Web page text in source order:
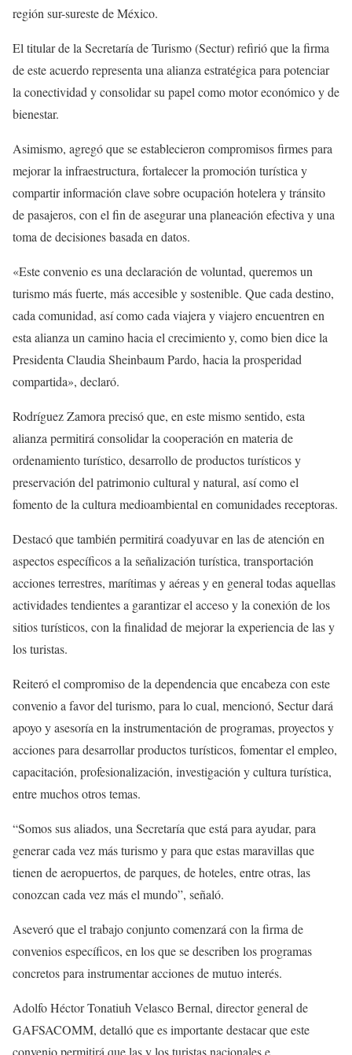
región sur-sureste de México.
El titular de la Secretaría de Turismo (Sectur) refirió que la firma
de este acuerdo representa una alianza estratégica para potenciar
la conectividad y consolidar su papel como motor económico y de
bienestar.
Asimismo, agregó que se establecieron compromisos firmes para
mejorar la infraestructura, fortalecer la promoción turística y
compartir información clave sobre ocupación hotelera y tránsito
de pasajeros, con el fin de asegurar una planeación efectiva y una
toma de decisiones basada en datos.
«Este convenio es una declaración de voluntad, queremos un
turismo más fuerte, más accesible y sostenible. Que cada destino,
cada comunidad, así como cada viajera y viajero encuentren en
esta alianza un camino hacia el crecimiento y, como bien dice la
Presidenta Claudia Sheinbaum Pardo, hacia la prosperidad
compartida», declaró.
Rodríguez Zamora precisó que, en este mismo sentido, esta
alianza permitirá consolidar la cooperación en materia de
ordenamiento turístico, desarrollo de productos turísticos y
preservación del patrimonio cultural y natural, así como el
fomento de la cultura medioambiental en comunidades receptoras.
Destacó que también permitirá coadyuvar en las de atención en
aspectos específicos a la señalización turística, transportación
acciones terrestres, marítimas y aéreas y en general todas aquellas
actividades tendientes a garantizar el acceso y la conexión de los
sitios turísticos, con la finalidad de mejorar la experiencia de las y
los turistas.
Reiteró el compromiso de la dependencia que encabeza con este
convenio a favor del turismo, para lo cual, mencionó, Sectur dará
apoyo y asesoría en la instrumentación de programas, proyectos y
acciones para desarrollar productos turísticos, fomentar el empleo,
capacitación, profesionalización, investigación y cultura turística,
entre muchos otros temas.
“Somos sus aliados, una Secretaría que está para ayudar, para
generar cada vez más turismo y para que estas maravillas que
tienen de aeropuertos, de parques, de hoteles, entre otras, las
conozcan cada vez más el mundo”, señaló.
Aseveró que el trabajo conjunto comenzará con la firma de
convenios específicos, en los que se describen los programas
concretos para instrumentar acciones de mutuo interés.
Adolfo Héctor Tonatiuh Velasco Bernal, director general de
GAFSACOMM, detalló que es importante destacar que este
convenio permitirá que las y los turistas nacionales e